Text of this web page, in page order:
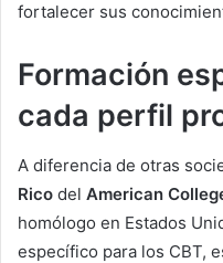
fortalecer sus
Formación
cada perfil
A diferencia de otras
Rico del American
homólogo en Estados
específico para los CBT,